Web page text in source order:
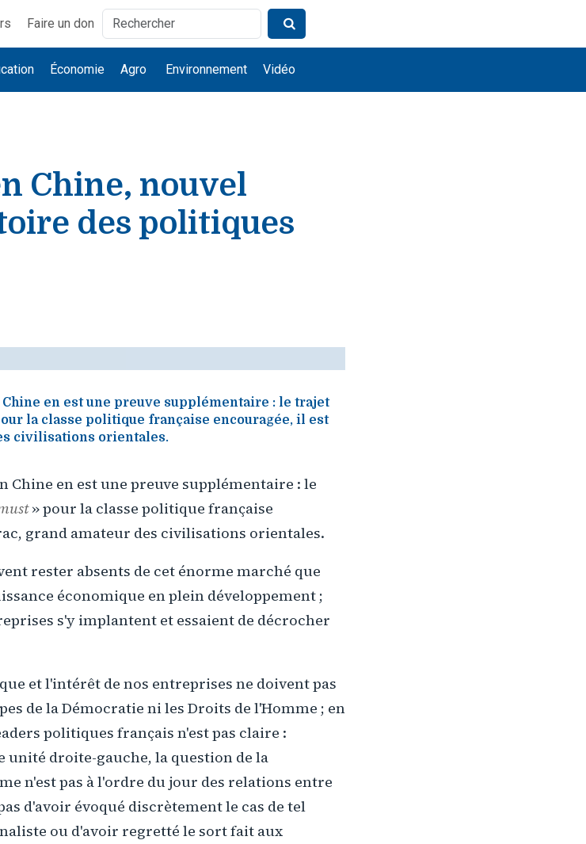
Faire un don
Économie Agro Environnement Vidéo
Chine, nouvel
des politiques
en est une preuve supplémentaire : le trajet
la classe politique française encouragée, il est
civilisations orientales.
Chine en est une preuve supplémentaire : le
» pour la classe politique française
grand amateur des civilisations orientales.
rester absents de cet énorme marché que
économique en plein développement ;
s'y implantent et essaient de décrocher
et l'intérêt de nos entreprises ne doivent pas
de la Démocratie ni les Droits de l'Homme ; en
politiques français n'est pas claire :
droite-gauche, la question de la
n'est pas à l'ordre du jour des relations entre
d'avoir évoqué discrètement le cas de tel
ou d'avoir regretté le sort fait aux